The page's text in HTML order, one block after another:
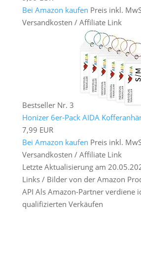
Bei Amazon kaufen Preis inkl.
Versandkosten / Affiliate Link
Bestseller Nr. 3
Honizer 6er-Pack AIDA
7,99 EUR
Bei Amazon kaufen Preis inkl.
Versandkosten / Affiliate Link
Letzte Aktualisierung am
Links / Bilder von der Amazon
API Als Amazon-Partner verdiene
qualifizierten Verkäufen